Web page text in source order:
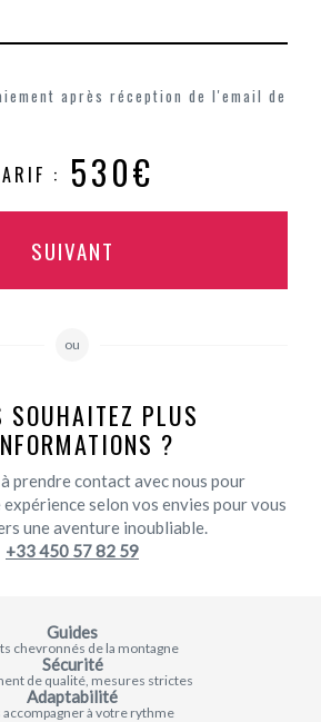
après réception de l'email de
: 530€
SUIVANT
ou
SOUHAITEZ PLUS
?
à prendre contact avec nous pour
selon vos envies pour vous
une aventure inoubliable.
+33 450 57 82 59
Guides
chevronnés de la montagne
Sécurité
de qualité, mesures strictes
Adaptabilité
accompagner à votre rythme